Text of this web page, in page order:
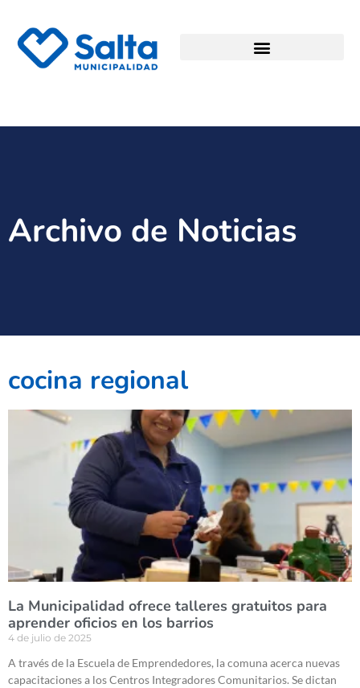
Archivo de Noticias
cocina regional
La Municipalidad ofrece talleres gratuitos para
aprender oficios en los barrios
4 de julio de 2025
A través de la Escuela de Emprendedores, la comuna acerca nuevas
capacitaciones a los Centros Integradores Comunitarios. Se dictan